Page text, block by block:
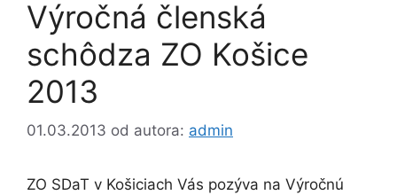
Výročná členská
schôdza ZO Košice
2013
01.03.2013 od autora: admin
ZO SDaT v Košiciach Vás pozýva na Výročnú